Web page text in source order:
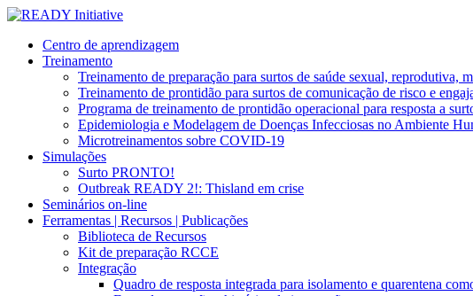
Centro de aprendizagem
Treinamento
Treinamento de preparação para surtos de saúde sexual, reprodutiva,
Treinamento de prontidão para surtos de comunicação de risco e
Programa de treinamento de prontidão operacional para resposta a
Epidemiologia e Modelagem de Doenças Infecciosas no Ambiente
Microtreinamentos sobre COVID-19
Simulações
Surto PRONTO!
Outbreak READY 2!: Thisland em crise
Seminários on-line
Ferramentas | Recursos | Publicações
Biblioteca de Recursos
Kit de preparação RCCE
Integração
Quadro de resposta integrada para isolamento e quarentena